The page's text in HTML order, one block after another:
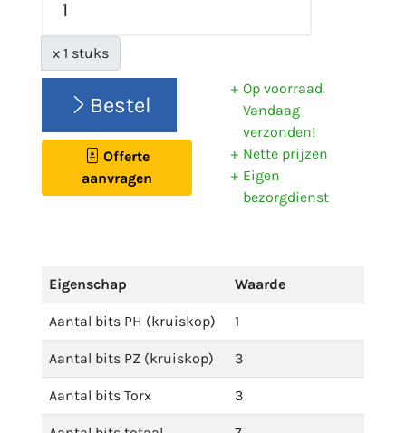
x 1 stuks
Bestel
Offerte
aanvragen
Op voorraad.
Vandaag
verzonden!
Nette prijzen
Eigen
bezorgdienst
Eigenschap Waarde
Aantal bits PH (kruiskop) 1
Aantal bits PZ (kruiskop) 3
Aantal bits Torx 3